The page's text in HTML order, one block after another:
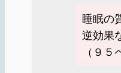
睡眠の
逆効果
（９５